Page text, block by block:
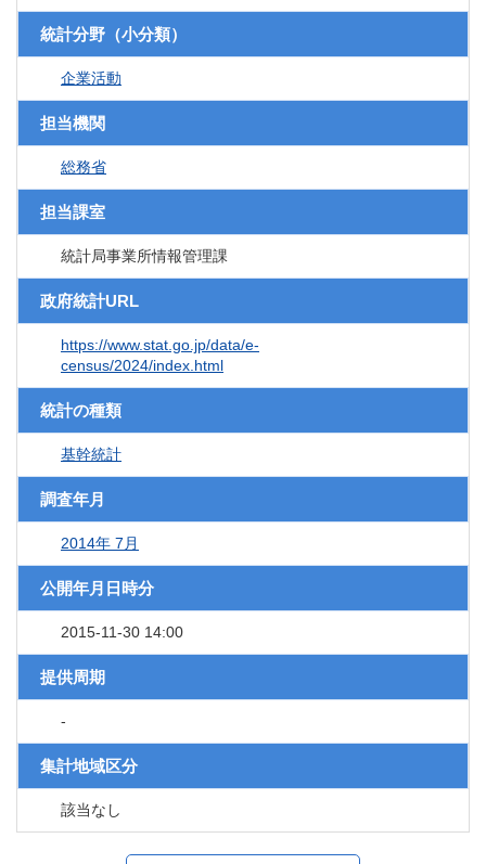
統計分野（小分類）
企業活動
担当機関
総務省
担当課室
統計局事業所情報管理課
政府統計URL
https://www.stat.go.jp/data/e-
census/2024/index.html
統計の種類
基幹統計
調査年月
2014年 7月
公開年月日時分
2015-11-30 14:00
提供周期
-
集計地域区分
該当なし